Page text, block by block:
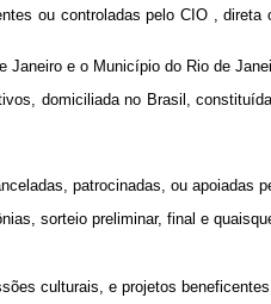
ou controladas peloCIO ,
e o Município do Rio de
domiciliada no Brasil,
patrocinadas, ou apoiadas
sorteio preliminar, final e
culturais, e projetos